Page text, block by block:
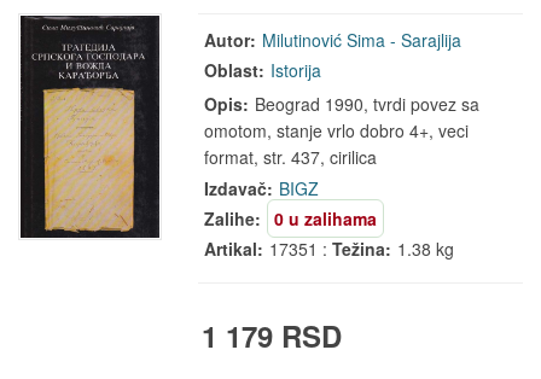
Autor: Milutinović Sima - Sarajlija
Oblast: Istorija
Opis: Beograd 1990, tvrdi povez sa
omotom, stanje vrlo dobro 4+, veci
format, str. 437, cirilica
Izdavač: BIGZ
Zalihe:
0 u zalihama
Artikal: 17351 :Težina: 1.38 kg
1 179 RSD